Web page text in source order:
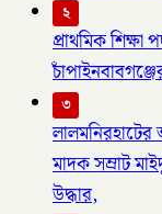
২
প্রাথমিক
৩
মাদক সম্রাট
উদ্ধার,